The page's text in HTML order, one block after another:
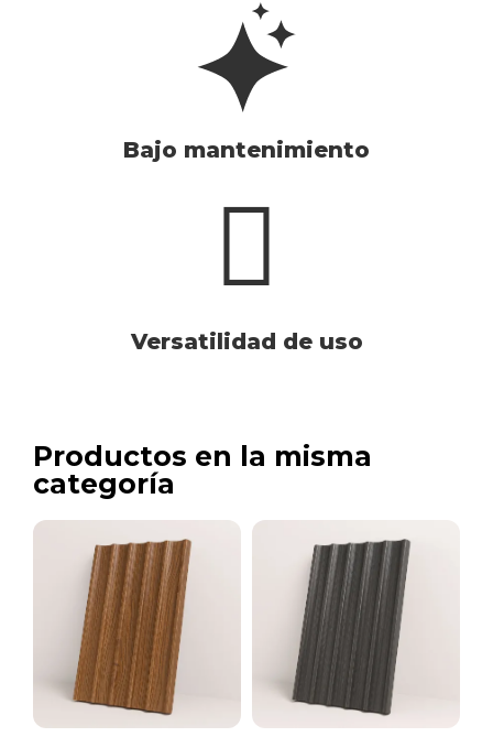
Bajo mantenimiento
Versatilidad de uso
Productos en la misma
categoría